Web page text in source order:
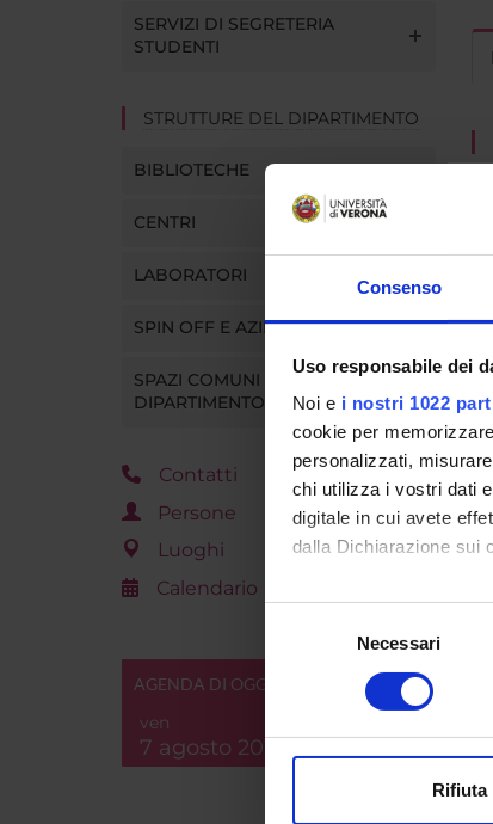
Consenso
Uso responsabile dei
Noi e i nostri 1022
cookie per
personalizzati,
chi utilizza i vostri dati
digitale in cui avete
dalla Dichiarazione sui
Con il tuo consenso,
raccogliere
digitali).
modificare o ritirare il
Necessari
Rifiuta
SERVIZI DI SEGRETERIA
STUDENTI
STRUTTURE DEL DIPARTIMENTO
BIBLIOTECHE
CENTRI
LABORATORI
SPIN OFF E AZIENDE
SPAZI COMUNI DEL
DIPARTIMENTO
Contatti
Persone
Luoghi
Calendario
AGENDA DI OGGI
ven
7 agosto 2026